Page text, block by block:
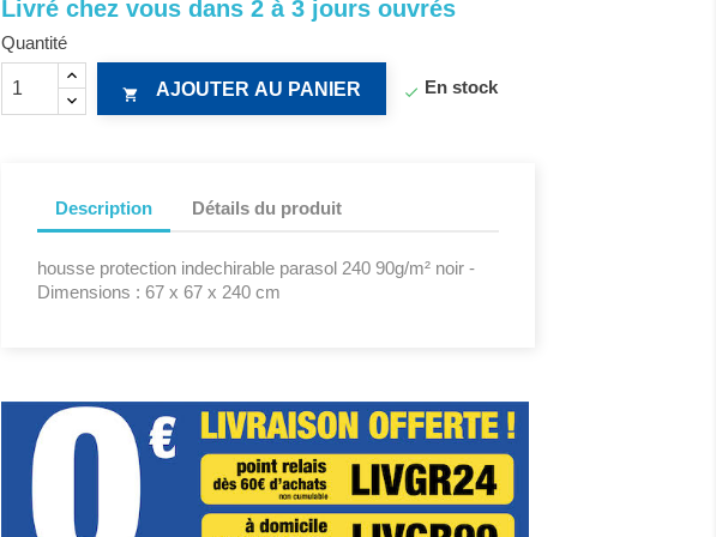
Livré chez vous dans 2 à 3 jours ouvrés
Quantité
 AJOUTER AU PANIER  En stock
Description Détails du produit
housse protection indechirable parasol 240 90g/m² noir -
Dimensions : 67 x 67 x 240 cm